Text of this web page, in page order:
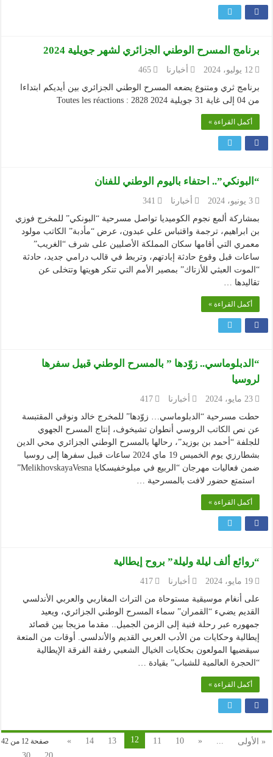
برنامج المسرح الوطني الجزائري لشهر جويلية 2024
12 يوليو، 2024 أخبارنا
465
برنامج ثري ومتنوع يضعه المسرح الوطني الجزائري بين أيديكم ابتداءا
من 04 إلى غاية 31 جويلية 2024 Toutes les réactions : 2828
أكمل القراءة »
“البونكي”.. احتفاء باليوم الوطني للفنان
3 يونيو، 2024 أخبارنا
341
بمشاركة ألمع نجوم الكوميديا تواصل مسرحية “البونكي” للمخرج فوزي
بن ابراهيم، ترجمة واقتباس علي عبدون، عرض “مأدبة” الكاتب مولود
معمري التي أقامها سكان المملكة الأصليين على شرف “الغريب”
ساعات قبل وقوع حادثة إبادتهم، وتربط في قالب درامي جديد، حادثة
“الموت العبثي للأزتاك” بمصير الأمم التي تنكر هويتها وتتخلى عن
تقاليدها …
أكمل القراءة »
“الدبلوماسي.. زوّدها ” بالمسرح الوطني قبيل سفرها
لروسيا
23 مايو، 2024 أخبارنا
417
حطت مسرحية “الدبلوماسي… زوّدها” للمخرج خالد ونوقي المقتبسة
عن نص الكاتب الروسي أنطوان تشيخوف، إنتاج المسرح الجهوي
للجلفة “أحمد بن بوزيد”، رحالها بالمسرح الوطني الجزائري محي الدين
بشطارزي يوم الخميس 19 ماي 2024 ساعات قبيل سفرها إلى روسيا
ضمن فعاليات مهرجان “الربيع في ميلوخفيسكايا MelikhovskayaVesna”
استمتع حضور لافت بالمسرحية …
أكمل القراءة »
“روائع ألف ليلة وليلة” بروح إيطالية
19 مايو، 2024 أخبارنا
417
على أنغام موسيقية مستوحاة من التراث المغاربي والعربي الأندلسي
القديم يضيء “القمران” سماء المسرح الوطني الجزائري، ويعيد
جمهوره عبر رحلة فنية إلى الزمن الجميل.. مقدما مزيجا بين قصائد
إيطالية وحكايات من الأدب العربي القديم والأندلسي. أوقات من المتعة
سيقضيها المولعون بحكايات الخيال الشعبي رفقة الفرقة الإيطالية
“الحجرة العالمية للشباب” بقيادة …
أكمل القراءة »
صفحة 12 من 42 « الأولى ...
«
10
11
12
13
14
»